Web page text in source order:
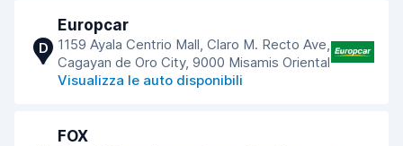
D
Europcar
1159 Ayala Centrio Mall, Claro M. Recto Ave,
Cagayan de Oro City, 9000 Misamis Oriental
Visualizza le auto disponibili
FOX